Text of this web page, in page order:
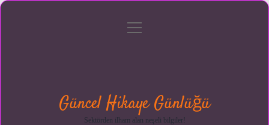
menüyü
Güncel Hikaye Günlüğü
Sektörden ilham alan neşeli bilgiler!